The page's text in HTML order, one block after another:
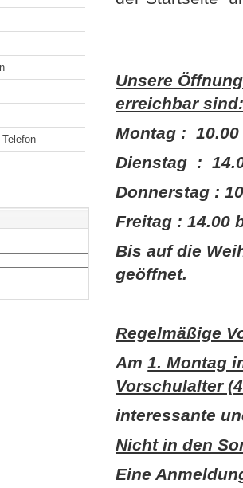
Unsere
erreichbar
Montag : 10.00
Dienstag :
Donnerstag :
Freitag : 14.00
Bis auf die
geöffnet.
Regelmäßige
Am1. Montag
Vorschulalter
interessante
Nicht in den
Eine